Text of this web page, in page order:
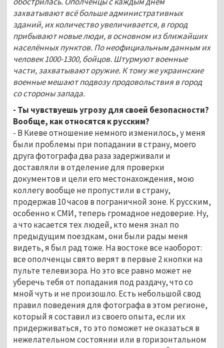
захватывают всё больше административных
зданий, их количество увеличивается, в город
прибывают новые люди, в основном из ближайших
населённых пунктов. По неофициальным данным их
человек 1000-1300, бойцов. Штурмуют военные
части, захватывают оружие. К тому же украинские
военные мешают подвозу продовольствия в город
со стороны запада.
- Ты чувствуешь угрозу для своей безопасности?
Вообще, как относятся к русским?
- В Киеве отношение немного изменилось, у меня
были проблемы при попадании в страну, моего
друга фотографа два раза задерживали и
доставляли в отделение для проверки
документов и цели его местонахождения, мою
коллегу вообще не пропустили в страну,
продержав 10 часов в пограничной зоне. К русским,
особенно к СМИ, теперь громадное недоверие. Ну,
а что касается тех людей, кто меня знал по
предыдущим поездкам, они были рады меня
видеть, я был рад тоже. На востоке все наоборот:
все ополченцы свято верят в первые 2 кнопки на
пульте телевизора. Но это все равно может не
уберечь тебя от попадания под раздачу, что со
мной чуть и не произошло. Есть небольшой свод
правил поведения для фотографа в этом регионе,
который я составил из своего опыта, если их
придерживаться, то это поможет не оказаться в
нежелательном состоянии или в горизонтальном